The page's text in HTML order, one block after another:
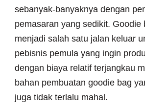
sebanyak-banyaknya dengan
pemasaran yang sedikit. Goodie
menjadi salah satu jalan keluar
pebisnis pemula yang ingin
dengan biaya relatif terjangkau
bahan pembuatan goodie bag
juga tidak terlalu mahal.